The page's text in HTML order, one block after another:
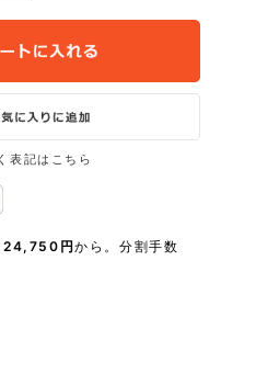
表記はこちら
24,750円から。分割手数